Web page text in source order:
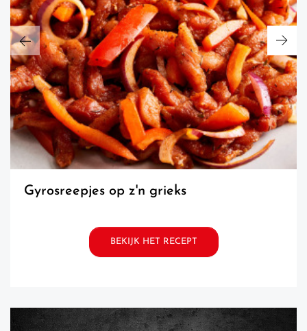
gyrosreepjes op z'n grieks
BEKIJK HET RECEPT